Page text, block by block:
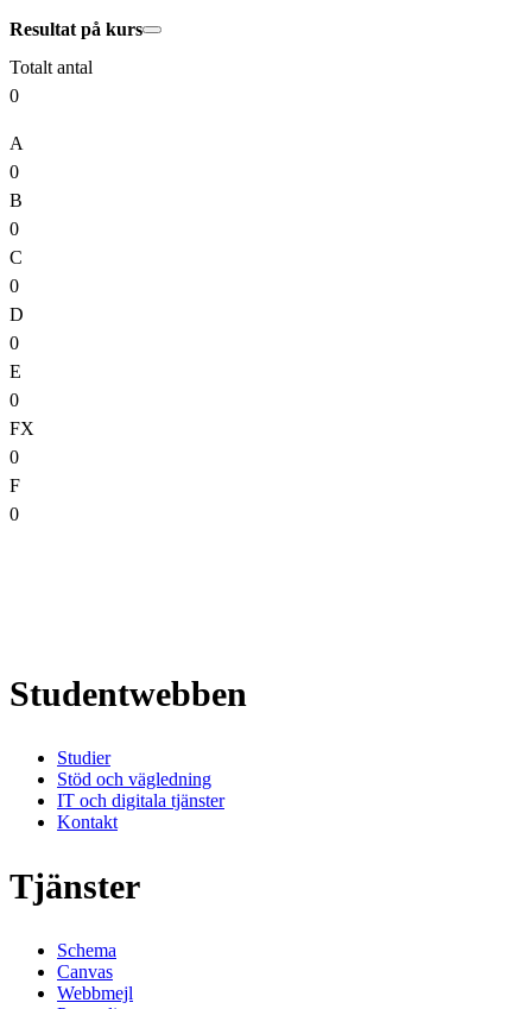
Resultat på kurs
Totalt antal
0
A
0
B
0
C
0
D
0
E
0
FX
0
F
0
Studentwebben
Studier
Stöd och vägledning
IT och digitala tjänster
Kontakt
Tjänster
Schema
Canvas
Webbmejl